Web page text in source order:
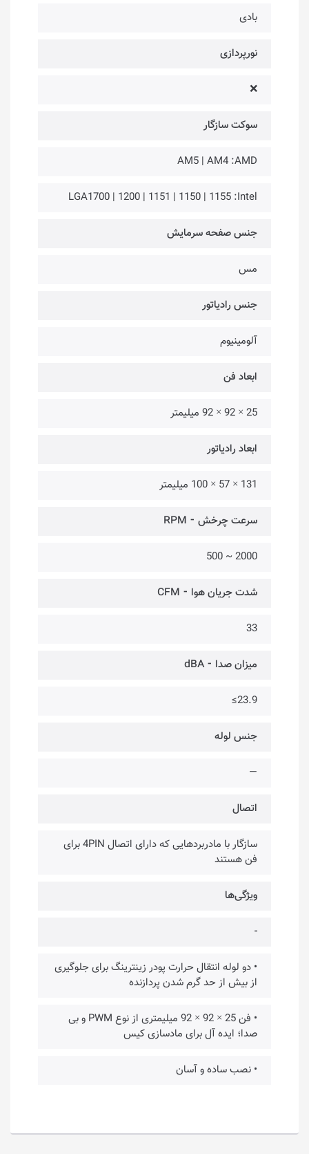
بادی
نورپردازی
❌
سوکت سازگار
AM5 | AM4 :AMD
LGA1700 | 1200 | 1151 | 1150 | 1155 :Intel
جنس صفحه سرمایش
مس
جنس رادیاتور
آلومینیوم
ابعاد فن
25 × 92 × 92 میلیمتر
ابعاد رادیاتور
131 × 57 × 100 میلیمتر
سرعت چرخش ⁃ RPM
2000 ~ 500
شدت جریان هوا ⁃ CFM
33
میزان صدا ⁃ dBA
23.9≥
جنس لوله
—
اتصال
سازگار با مادربردهایی که دارای اتصال 4PIN برای
فن هستند
ویژگی‌ها
-
• دو لوله انتقال حرارت پودر زینترینگ برای جلوگیری
از بیش از حد گرم شدن پردازنده
• فن 25 × 92 × 92 میلیمتری از نوع PWM و بی
صدا؛ ایده آل برای مادسازی کیس
• نصب ساده و آسان